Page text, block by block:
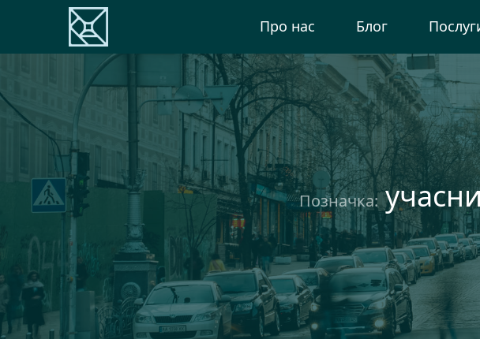
Про нас Блог
Позначка: